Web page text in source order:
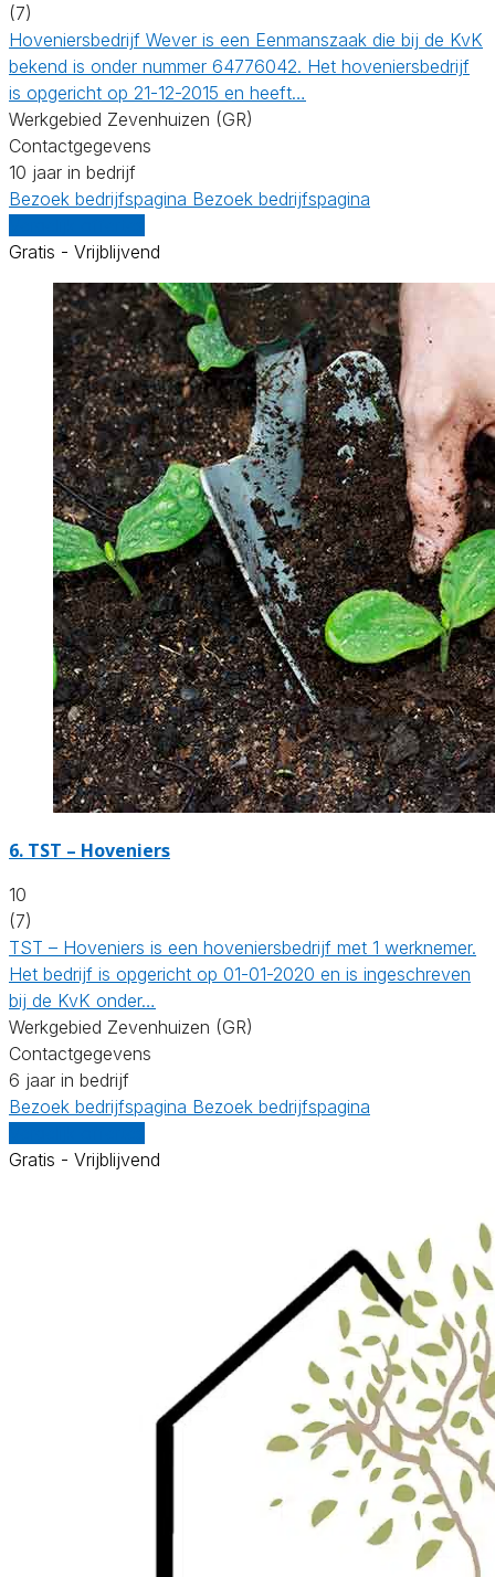
(7)
Hoveniersbedrijf Wever is een Eenmanszaak die bij de KvK
bekend is onder nummer 64776042. Het hoveniersbedrijf
is opgericht op 21-12-2015 en heeft…
Werkgebied Zevenhuizen (GR)
Contactgegevens
10 jaar in bedrijf
Bezoek bedrijfspagina Bezoek bedrijfspagina
Gratis - Vrijblijvend
6. TST – Hoveniers
10
(7)
TST – Hoveniers is een hoveniersbedrijf met 1 werknemer.
Het bedrijf is opgericht op 01-01-2020 en is ingeschreven
bij de KvK onder…
Werkgebied Zevenhuizen (GR)
Contactgegevens
6 jaar in bedrijf
Bezoek bedrijfspagina Bezoek bedrijfspagina
Gratis - Vrijblijvend